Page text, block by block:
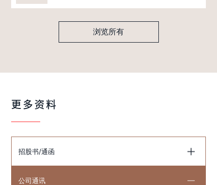
浏览所有
更多资料
招股书/通函
公司通讯